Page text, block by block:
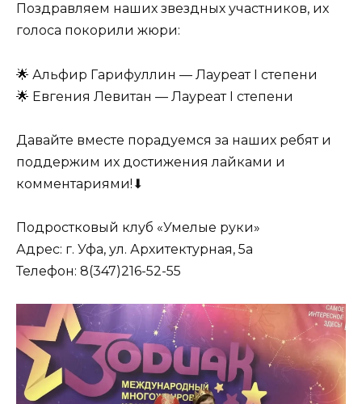
Поздравляем наших звездных участников, их
голоса покорили жюри:
🌟 Альфир Гарифуллин — Лауреат I степени
🌟 Евгения Левитан — Лауреат I степени
Давайте вместе порадуемся за наших ребят и
поддержим их достижения лайками и
комментариями!⬇
Подростковый клуб «Умелые руки»
Адрес: г. Уфа, ул. Архитектурная, 5а
Телефон: 8(347)216-52-55